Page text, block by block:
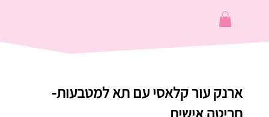
ארנק עור קלאסי עם תא למטבעות-